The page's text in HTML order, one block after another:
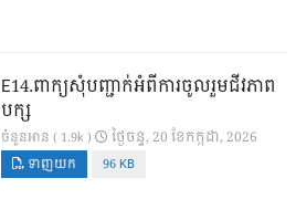
E14.ពាក្យសុំបញ្ជាក់អំពីការចូលរួមជីវភាព
បក្ស
ចំនួនអាន ( 1.9k ) ថ្ងៃ​ចន្ទ, 20 ខែ​កក្កដា, 2026
ទាញយក 96 KB